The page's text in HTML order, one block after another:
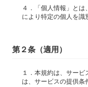
４．
「個人情報」と
により特定の個人を識
第２条（適用）
１． 本規約は、サービ
は、サービスの提供条